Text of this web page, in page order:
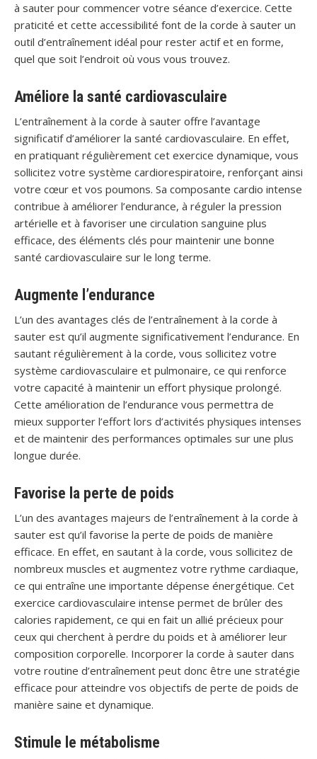
à sauter pour commencer votre séance d’exercice. Cette
praticité et cette accessibilité font de la corde à sauter un
outil d’entraînement idéal pour rester actif et en forme,
quel que soit l’endroit où vous vous trouvez.
Améliore la santé cardiovasculaire
L’entraînement à la corde à sauter offre l’avantage
significatif d’améliorer la santé cardiovasculaire. En effet,
en pratiquant régulièrement cet exercice dynamique, vous
sollicitez votre système cardiorespiratoire, renforçant ainsi
votre cœur et vos poumons. Sa composante cardio intense
contribue à améliorer l’endurance, à réguler la pression
artérielle et à favoriser une circulation sanguine plus
efficace, des éléments clés pour maintenir une bonne
santé cardiovasculaire sur le long terme.
Augmente l’endurance
L’un des avantages clés de l’entraînement à la corde à
sauter est qu’il augmente significativement l’endurance. En
sautant régulièrement à la corde, vous sollicitez votre
système cardiovasculaire et pulmonaire, ce qui renforce
votre capacité à maintenir un effort physique prolongé.
Cette amélioration de l’endurance vous permettra de
mieux supporter l’effort lors d’activités physiques intenses
et de maintenir des performances optimales sur une plus
longue durée.
Favorise la perte de poids
L’un des avantages majeurs de l’entraînement à la corde à
sauter est qu’il favorise la perte de poids de manière
efficace. En effet, en sautant à la corde, vous sollicitez de
nombreux muscles et augmentez votre rythme cardiaque,
ce qui entraîne une importante dépense énergétique. Cet
exercice cardiovasculaire intense permet de brûler des
calories rapidement, ce qui en fait un allié précieux pour
ceux qui cherchent à perdre du poids et à améliorer leur
composition corporelle. Incorporer la corde à sauter dans
votre routine d’entraînement peut donc être une stratégie
efficace pour atteindre vos objectifs de perte de poids de
manière saine et dynamique.
Stimule le métabolisme